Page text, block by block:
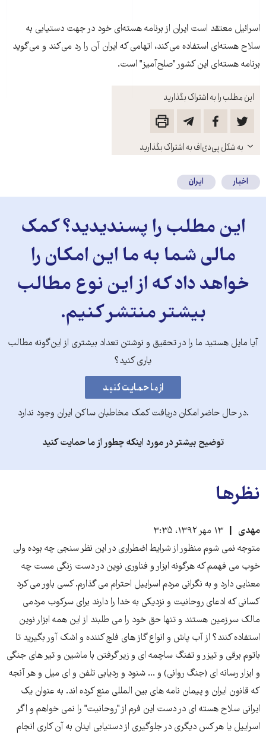
این مطلب را به اشتراک بگذارید
باز
کنید
به شکل پی‌دی‌اف به اشتراک بگذارید
اسرائيل معتقد است ايران از برنامه هسته‌ای خود در جهت دستيابی به
سلاح هسته‌ای استفاده می‌کند، اتهامی که ايران آن را رد می‌کند و می‌گويد
برنامه هسته‌ای اين کشور "صلح‌آميز" است.
اخبار ایران
این مطلب را پسندیدید؟ کمک
مالی شما به ما این امکان را
خواهد داد که از این نوع مطالب
بیشتر منتشر کنیم.
آیا مایل هستید ما را در تحقیق و نوشتن تعداد بیشتری از این‌گونه مطالب
یاری کنید؟
.در حال حاضر امکان دریافت کمک مخاطبان ساکن ایران وجود ندارد
توضیح بیشتر در مورد اینکه چطور از ما حمایت کنید
نظرها
مهدی
۱۳ مهر ۱۳۹۲، ۳:۳۵
متوجه نمی شوم منظور از شرایط اضطراری در این نظر سنجی چه بوده ولی
خوب می فهمم که هرگونه ابزار و فناوری نوین در دست زنگی مست چه
معنایی دارد و به نگرانی مردم اسراییل احترام می گذارم. کسی باور می کرد
کسانی که ادعای روحانیت و نزدیکی به خدا را دارند برای سرکوب مردمی
مالک سرزمین هستند و تنها حق خود را می طلبند از این همه ابزار نوین
استفاده کنند؟ از آب پاش و انواع گاز های فلج کننده و اشک آور بگیرید تا
باتوم برقی و تیزر و تفنگ ساچمه ای و زیر گرفتن با ماشین و تیر های جنگی
و ابزار رسانه ای (جنگ روانی) و ... شنود و ردیابی تلفن و ای میل و هر آنجه
که قانون ایران و پیمان نامه های بین المللی منع کرده اند. به عنوان یک
ایرانی سلاح هسته ای در دست این فرم از "روحانیت" را نمی خواهم و اگر
اسراییل یا هر کس دیگری در جلوگیری از دستیابی اینان به آن کاری انجام